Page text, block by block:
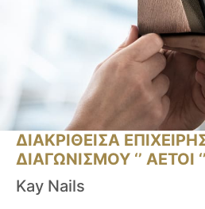
ΔΙΑΚΡΙΘΕΙΣΑ
ΔΙΑΓΩΝΙΣΜΟΥ ‘’ ΑΕΤΟΙ ‘’
Kay Nails